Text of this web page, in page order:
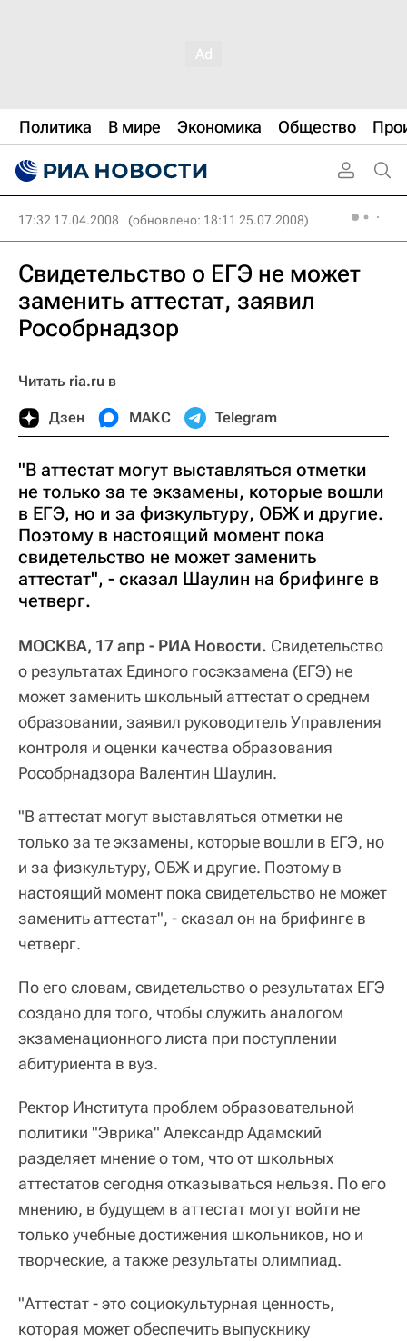
Политика В мире Экономика Общество
17:32 17.04.2008 (обновлено: 18:11 25.07.2008)
Свидетельство о ЕГЭ не может
заменить аттестат, заявил
Рособрнадзор
Читать ria.ru в
Дзен МАКС Telegram
"В аттестат могут выставляться отметки
не только за те экзамены, которые вошли
в ЕГЭ, но и за физкультуру, ОБЖ и другие.
Поэтому в настоящий момент пока
свидетельство не может заменить
аттестат", - сказал Шаулин на брифинге в
четверг.
МОСКВА, 17 апр - РИА Новости. Свидетельство
о результатах Единого госэкзамена (ЕГЭ) не
может заменить школьный аттестат о среднем
образовании, заявил руководитель Управления
контроля и оценки качества образования
Рособрнадзора Валентин Шаулин.
"В аттестат могут выставляться отметки не
только за те экзамены, которые вошли в ЕГЭ, но
и за физкультуру, ОБЖ и другие. Поэтому в
настоящий момент пока свидетельство не может
заменить аттестат", - сказал он на брифинге в
четверг.
По его словам, свидетельство о результатах ЕГЭ
создано для того, чтобы служить аналогом
экзаменационного листа при поступлении
абитуриента в вуз.
Ректор Института проблем образовательной
политики "Эврика" Александр Адамский
разделяет мнение о том, что от школьных
аттестатов сегодня отказываться нельзя. По его
мнению, в будущем в аттестат могут войти не
только учебные достижения школьников, но и
творческие, а также результаты олимпиад.
"Аттестат - это социокультурная ценность,
которая может обеспечить выпускнику